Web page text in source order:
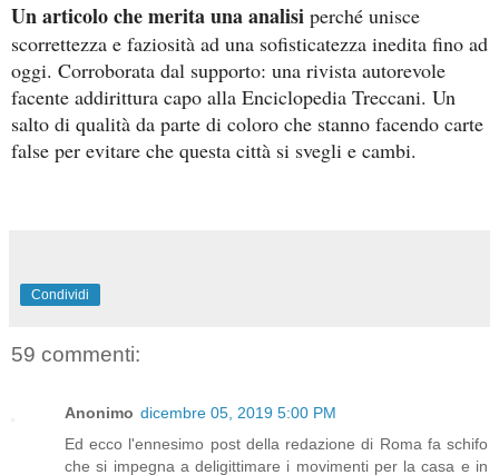
Un articolo che merita una analisi perché unisce
scorrettezza e faziosità ad una sofisticatezza inedita fino ad
oggi. Corroborata dal supporto: una rivista autorevole
facente addirittura capo alla Enciclopedia Treccani. Un
salto di qualità da parte di coloro che stanno facendo carte
false per evitare che questa città si svegli e cambi.
Condividi
59 commenti:
Anonimo dicembre 05, 2019 5:00 PM
Ed ecco l'ennesimo post della redazione di Roma fa schifo
che si impegna a deligittimare i movimenti per la casa e in